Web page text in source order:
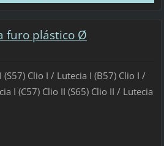
furo plástico Ø
(S57) Clio I / Lutecia I (B57) Clio I /
I (C57) Clio II (S65) Clio II / Lutecia